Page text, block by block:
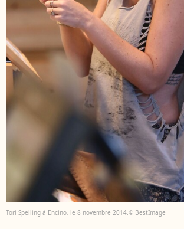
Tori Spelling à Encino, le 8 novembre 2014.© BestImage